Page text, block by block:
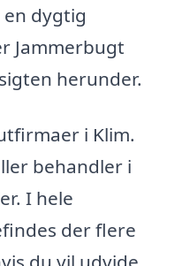
dygtig
Jammerbugt
herunder.
i Klim.
behandler i
I hele
der flere